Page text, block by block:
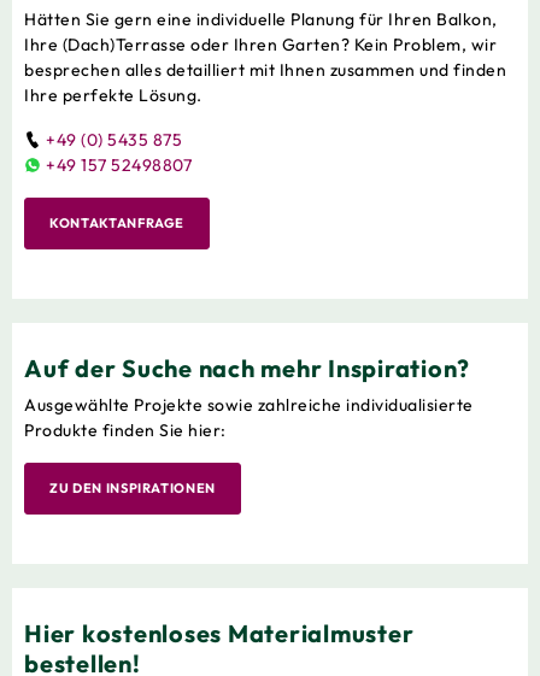
Hätten Sie gern eine individuelle Planung für Ihren Balkon,
Ihre (Dach)Terrasse oder Ihren Garten? Kein Problem, wir
besprechen alles detailliert mit Ihnen zusammen und finden
Ihre perfekte Lösung.
+49 (0) 5435 875
+49 157 52498807
KONTAKTANFRAGE
Auf der Suche nach mehr Inspiration?
Ausgewählte Projekte sowie zahlreiche individualisierte
Produkte finden Sie hier:
ZU DEN INSPIRATIONEN
Hier kostenloses Materialmuster
bestellen!